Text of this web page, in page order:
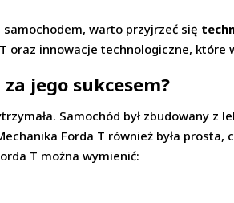
warto przyjrzeć się
innowacje technologiczne, które
jego sukcesem?
Samochód był zbudowany z
Forda T również była prosta,
T można wymienić: